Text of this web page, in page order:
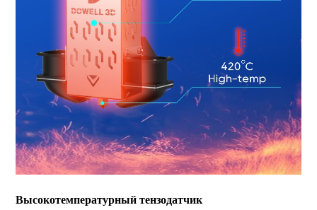
Высокотемпературный тензодатчик